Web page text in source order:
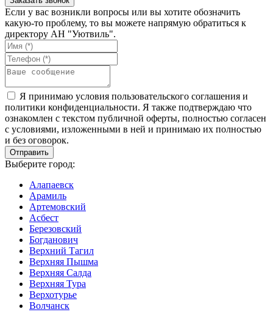
Если у вас возникли вопросы или вы хотите обозначить
какую-то проблему, то вы можете напрямую обратиться к
директору АН "Уютвиль".
Я принимаю условия пользовательского соглашения и
политики конфиденциальности. Я также подтверждаю что
ознакомлен с текстом публичной оферты, полностью согласен
с условиями, изложенными в ней и принимаю их полностью
и без оговорок.
Выберите город:
Алапаевск
Арамиль
Артемовский
Асбест
Березовский
Богданович
Верхний Тагил
Верхняя Пышма
Верхняя Салда
Верхняя Тура
Верхотурье
Волчанск